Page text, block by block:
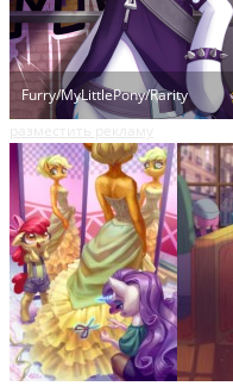
Furry/MyLittlePony/Rarity